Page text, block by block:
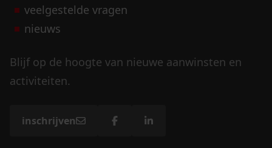
veelgestelde vragen
nieuws
Blijf op de hoogte van nieuwe aanwinsten en
activiteiten.
inschrijven